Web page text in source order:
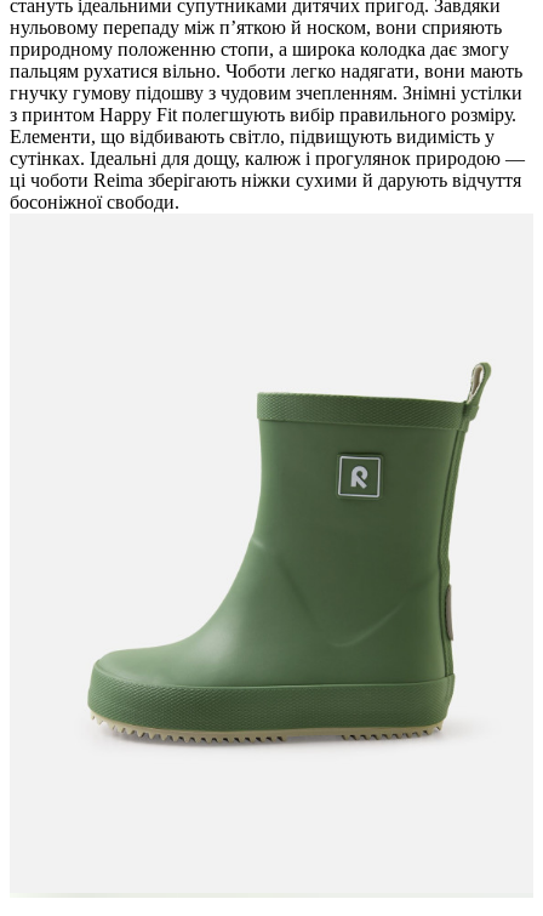
стануть ідеальними супутниками дитячих пригод. Завдяки
нульовому перепаду між п’яткою й носком, вони сприяють
природному положенню стопи, а широка колодка дає змогу
пальцям рухатися вільно. Чоботи легко надягати, вони мають
гнучку гумову підошву з чудовим зчепленням. Знімні устілки
з принтом Happy Fit полегшують вибір правильного розміру.
Елементи, що відбивають світло, підвищують видимість у
сутінках. Ідеальні для дощу, калюж і прогулянок природою —
ці чоботи Reima зберігають ніжки сухими й дарують відчуття
босоніжної свободи.